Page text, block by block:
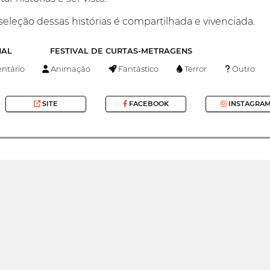
dessas histórias é compartilhada e vivenciada.
FESTIVAL DE CURTAS-METRAGENS
Animação Fantástico Terror Outro
SITE FACEBOOK INSTAGRAM